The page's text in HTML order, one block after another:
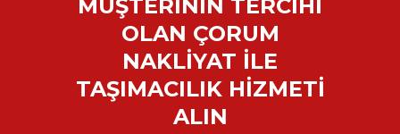
MÜŞTERİNİN TERCİHİ
OLAN ÇORUM
NAKLİYAT İLE
TAŞIMACILIK HİZMETİ
ALIN